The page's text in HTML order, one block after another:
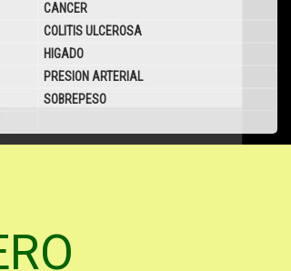
CANCER
COLITIS ULCEROSA
HIGADO
PRESION ARTERIAL
SOBREPESO